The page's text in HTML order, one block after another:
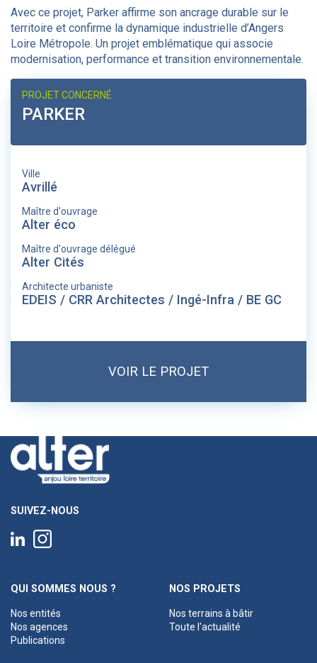
Avec ce projet, Parker affirme son ancrage durable sur le
territoire et confirme la dynamique industrielle d’Angers
Loire Métropole. Un projet emblématique qui associe
modernisation, performance et transition environnementale.
PROJET CONCERNÉ
PARKER
Ville
Avrillé
Maître d'ouvrage
Alter éco
Maître d'ouvrage délégué
Alter Cités
Architecte urbaniste
EDEIS / CRR Architectes / Ingé-Infra / BE GC
VOIR LE PROJET
SUIVEZ-NOUS
QUI SOMMES NOUS ?
Nos entités
Nos agences
Publications
NOS PROJETS
Nos terrains à bâtir
Toute l'actualité